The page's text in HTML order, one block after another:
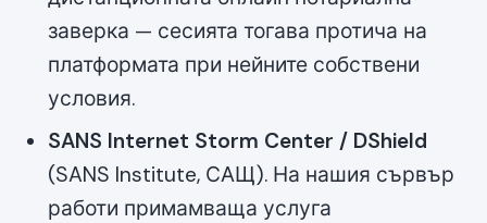
заверка — сесията тогава протича на
платформата при нейните собствени
условия.
SANS Internet Storm Center / DShield
(SANS Institute, САЩ). На нашия сървър
работи примамваща услуга